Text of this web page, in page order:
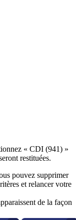
« CDI (941) »
restituées.
pouvez supprimer
et relancer votre
de la façon